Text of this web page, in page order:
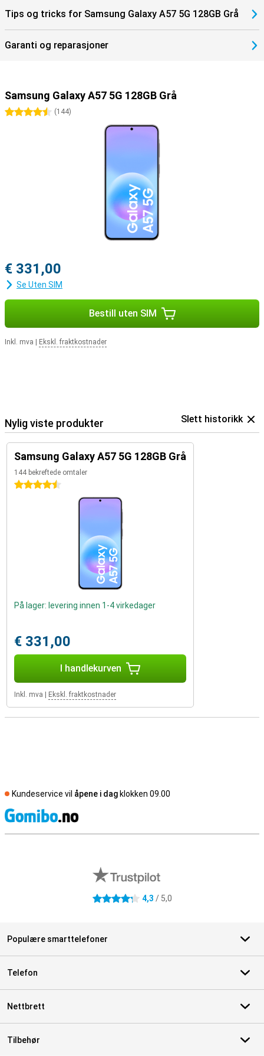
Tips og tricks for Samsung Galaxy A57 5G 128GB Grå
Garanti og reparasjoner
Samsung Galaxy A57 5G 128GB Grå
4.5 stjerner
(144)
€ 331,00
Se Uten SIM
Bestill uten SIM
Inkl. mva Ekskl. fraktkostnader
Nylig viste produkter Slett historikk
Samsung Galaxy A57 5G 128GB Grå
144 bekreftede omtaler
4.5 stjerner
På lager: levering innen 1-4 virkedager
€ 331,00
I handlekurven
Inkl. mva Ekskl. fraktkostnader
Kundeservice vil åpene i dag klokken 09.00
4.3 stjerner 4,3 / 5,0
Populære smarttelefoner
Telefon
Nettbrett
Tilbehør